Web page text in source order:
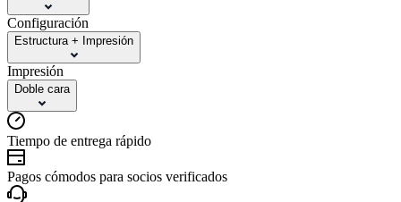
Configuración
Estructura + Impresión
Impresión
Doble cara
Tiempo de entrega rápido
Pagos cómodos para socios verificados